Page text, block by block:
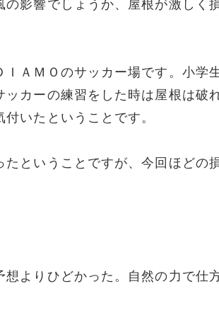
の影響でしょうか、屋根が激しく
ＡＭＯのサッカー場です。小学
カーの練習をした時は屋根は破
いたということです。
ということですが、今回ほどの
想よりひどかった。自然の力で仕